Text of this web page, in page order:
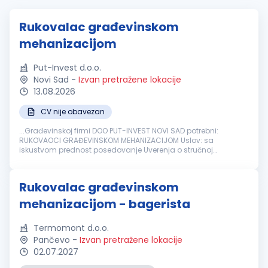
Rukovalac građevinskom
mehanizacijom
Put-Invest d.o.o.
Novi Sad - Izvan pretražene lokacije
13.08.2026
CV nije obavezan
...Građevinskoj firmi DOO PUT-INVEST NOVI SAD potrebni:
RUKOVAOCI GRAĐEVINSKOM MEHANIZACIJOM Uslov: sa
iskustvom prednost posedovanje Uverenja o stručnoj
Rukovalac građevinskom
mehanizacijom - bagerista
Termomont d.o.o.
Pančevo - Izvan pretražene lokacije
02.07.2027